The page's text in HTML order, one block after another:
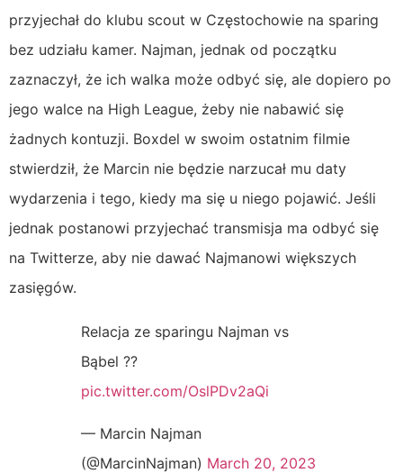
przyjechał do klubu scout w Częstochowie na sparing
bez udziału kamer. Najman, jednak od początku
zaznaczył, że ich walka może odbyć się, ale dopiero po
jego walce na High League, żeby nie nabawić się
żadnych kontuzji. Boxdel w swoim ostatnim filmie
stwierdził, że Marcin nie będzie narzucał mu daty
wydarzenia i tego, kiedy ma się u niego pojawić. Jeśli
jednak postanowi przyjechać transmisja ma odbyć się
na Twitterze, aby nie dawać Najmanowi większych
zasięgów.
Relacja ze sparingu Najman vs
Bąbel ??
pic.twitter.com/OslPDv2aQi
— Marcin Najman
(@MarcinNajman) March 20, 2023